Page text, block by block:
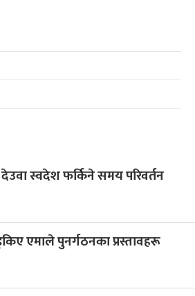
स्वदेश फर्किने समय परिवर्तन
एमाले पुनर्गठनका प्रस्तावहरू